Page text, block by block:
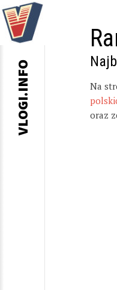
Na
oraz
VLOGI.INFO